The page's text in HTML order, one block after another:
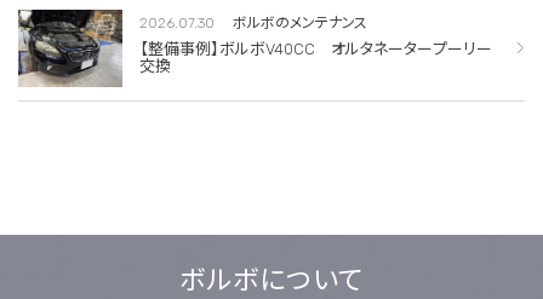
2026.07.30 ボルボのメンテナンス
【整備事例】ボルボV40CC オルタネータープーリー
交換
ボルボについて